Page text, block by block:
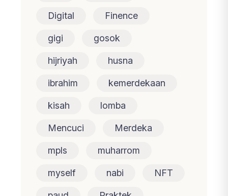
Digital Finence
gigi gosok
hijriyah husna
ibrahim kemerdekaan
kisah lomba
Mencuci Merdeka
mpls muharrom
myself nabi NFT